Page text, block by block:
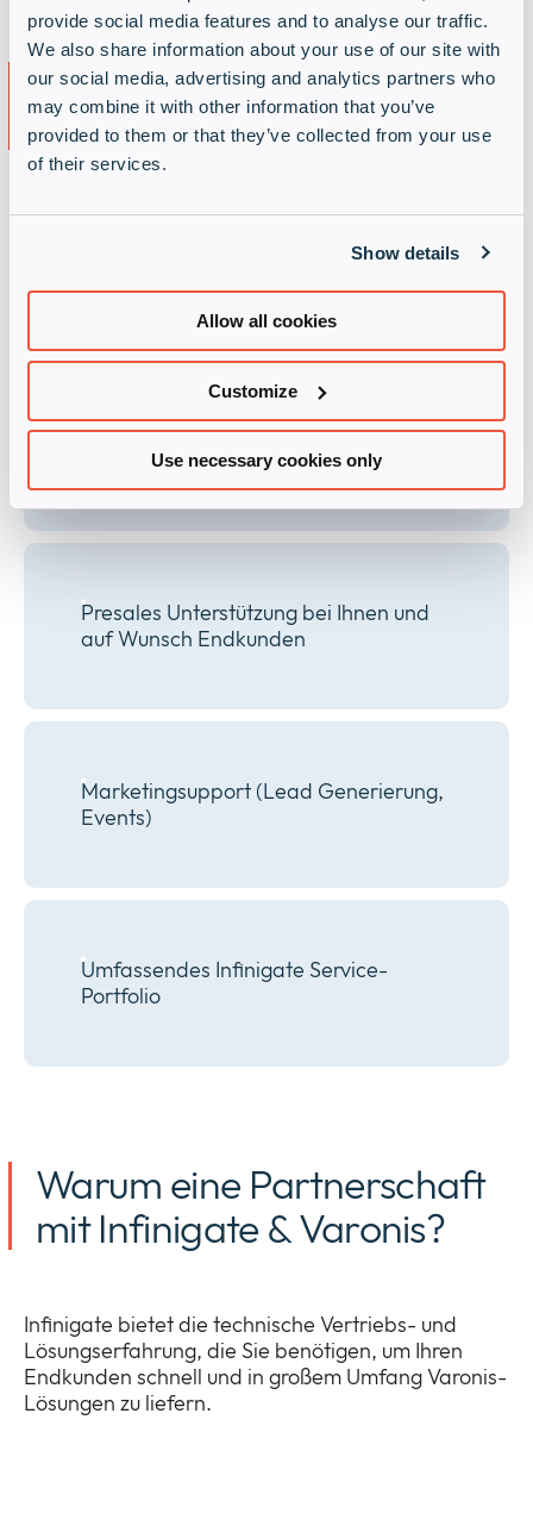
provide social media features and to analyse our traffic.
We also share information about your use of our site with
our social media, advertising and analytics partners who
may combine it with other information that you’ve
provided to them or that they’ve collected from your use
of their services.
Show details
Allow all cookies
Customize
Use necessary cookies only
Die wichtigsten Vorteile für
Varonis Reseller Partner
Schnelle Projektunterstützung und
Angebotserstellung
Presales Unterstützung bei Ihnen und
auf Wunsch Endkunden
Marketingsupport (Lead Generierung,
Events)
Umfassendes Infinigate Service-
Portfolio
Warum eine Partnerschaft
mit Infinigate & Varonis?
Infinigate bietet die technische Vertriebs- und
Lösungserfahrung, die Sie benötigen, um Ihren
Endkunden schnell und in großem Umfang Varonis-
Lösungen zu liefern.